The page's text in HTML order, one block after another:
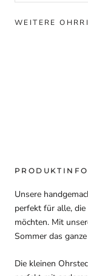
WEITERE
Unsere
perfekt für alle, die
möchten. Mit
Sommer das
Die kleinen